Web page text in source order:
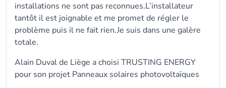
installations ne sont pas reconnues.L’installateur
tantôt il est joignable et me promet de régler le
problème puis il ne fait rien.Je suis dans une galère
totale.
Alain Duval de Liège a choisi TRUSTING ENERGY
pour son projet Panneaux solaires photovoltaïques